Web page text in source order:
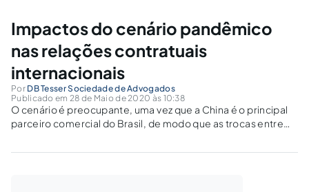
Impactos do cenário pandêmico
nas relações contratuais
internacionais
Por DB Tesser Sociedade de Advogados
Publicado em 28 de Maio de 2020 às 10:38
O cenário é preocupante, uma vez que a China é o principal
parceiro comercial do Brasil, de modo que as trocas entre
US$ 100 bilhões.